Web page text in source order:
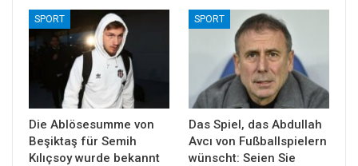
SPORT
Die Ablösesumme von
Beşiktaş für Semih
Kılıçsoy wurde bekannt
SPORT
Das Spiel, das Abdullah
Avcı von Fußballspielern
wünscht: Seien Sie